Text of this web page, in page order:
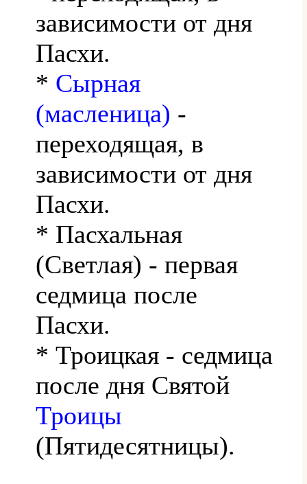
зависимости от дня
Пасхи.
* Сырная
(масленица) -
переходящая, в
зависимости от дня
Пасхи.
* Пасхальная
(Светлая) - первая
седмица после
Пасхи.
* Троицкая - седмица
после дня Святой
Троицы
(Пятидесятницы).